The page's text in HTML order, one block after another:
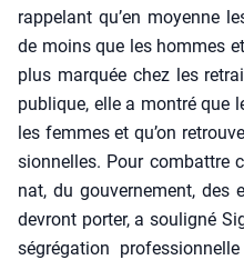
rap­pe­lant qu’en moyenne
de moins que les hommes
plus mar­quée chez les
publique, elle a mon­tré que
les femmes et qu’on
sion­nelles. Pour com­battre
nat, du gou­ver­ne­ment, des
devront por­ter, a sou­li­gné
ségré­ga­tion